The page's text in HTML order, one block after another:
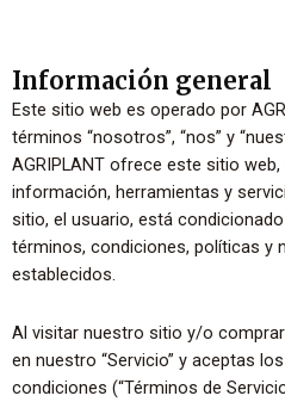
Información general
Este sitio web es operado por
términos “nosotros”, “nos” y
AGRIPLANT ofrece este sitio
información, herramientas y
sitio, el usuario, está
términos, condiciones, políticas y
establecidos.
Al visitar nuestro sitio y/o
en nuestro “Servicio” y aceptas
condiciones (“Términos de